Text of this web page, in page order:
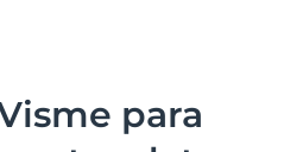
para